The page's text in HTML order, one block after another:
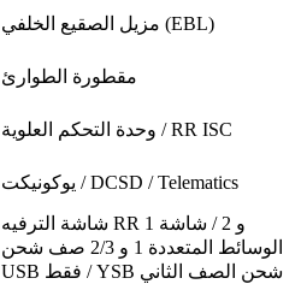
مزيل الصقيع الخلفي (EBL)
مقطورة الطوارئ
وحدة التحكم العلوية / RR ISC
يوكونيكت / DCSD / Telematics
شاشة الترفيه RR 1 و 2 / شاشة
الوسائط المتعددة 1 و 2/3 صف شحن
USB فقط / YSB شحن الصف الثاني